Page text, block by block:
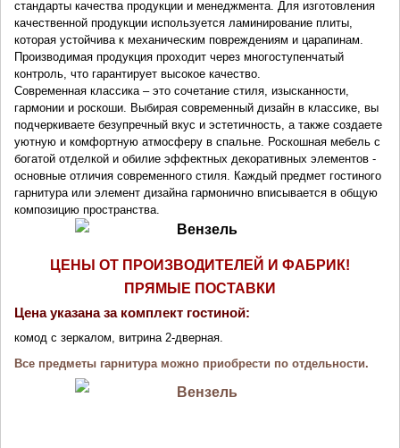
стандарты качества продукции и менеджмента. Для изготовления
качественной продукции используется ламинирование плиты,
которая устойчива к механическим повреждениям и царапинам.
Производимая продукция проходит через многоступенчатый
контроль, что гарантирует высокое качество.
Современная классика – это сочетание стиля, изысканности,
гармонии и роскоши. Выбирая современный дизайн в классике, вы
подчеркиваете безупречный вкус и эстетичность, а также создаете
уютную и комфортную атмосферу в спальне. Роскошная мебель с
богатой отделкой и обилие эффектных декоративных элементов -
основные отличия современного стиля. Каждый предмет гостиного
гарнитура или элемент дизайна гармонично вписывается в общую
композицию пространства.
ЦЕНЫ ОТ ПРОИЗВОДИТЕЛЕЙ И ФАБРИК!
ПРЯМЫЕ ПОСТАВКИ
Цена указана за комплект гостиной:
комод с зеркалом, витрина 2-дверная.
Все предметы гарнитура можно приобрести по отдельности.